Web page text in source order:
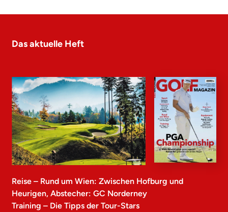
Das aktuelle Heft
Reise – Rund um Wien: Zwischen Hofburg und
Heurigen, Abstecher: GC Norderney
Training – Die Tipps der Tour-Stars